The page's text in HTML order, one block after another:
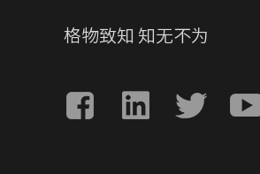
格物致知 知无不为